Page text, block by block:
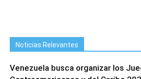
Noticias Relevantes
Venezuela busca organizar los